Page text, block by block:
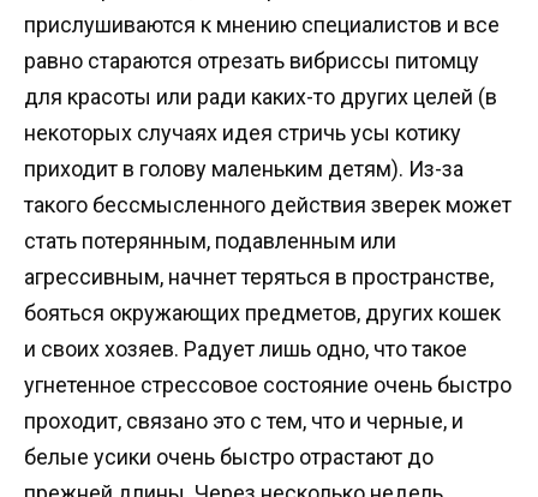
прислушиваются к мнению специалистов и все
равно стараются отрезать вибриссы питомцу
для красоты или ради каких-то других целей (в
некоторых случаях идея стричь усы котику
приходит в голову маленьким детям). Из-за
такого бессмысленного действия зверек может
стать потерянным, подавленным или
агрессивным, начнет теряться в пространстве,
бояться окружающих предметов, других кошек
и своих хозяев. Радует лишь одно, что такое
угнетенное стрессовое состояние очень быстро
проходит, связано это с тем, что и черные, и
белые усики очень быстро отрастают до